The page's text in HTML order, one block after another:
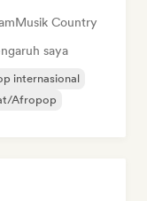
Musik Country
saya
internasional
Afropop